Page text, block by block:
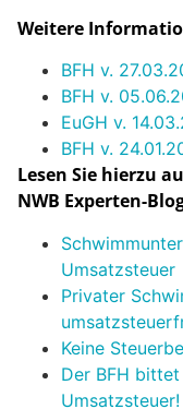
Weitere
BFH v.
BFH v.
EuGH v.
BFH v.
Lesen Sie hierzu
NWB Experten-
Umsatzsteuer
Privater
Keine
Der BFH
Umsatzsteuer!